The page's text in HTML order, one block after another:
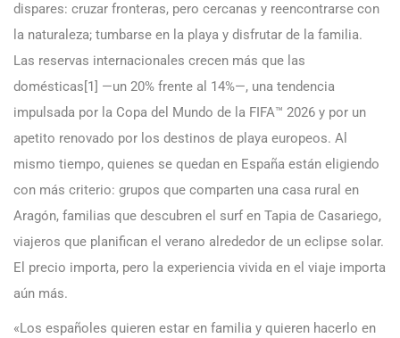
dispares: cruzar fronteras, pero cercanas y reencontrarse con
la naturaleza; tumbarse en la playa y disfrutar de la familia.
Las reservas internacionales crecen más que las
domésticas[1] —un 20% frente al 14%—, una tendencia
impulsada por la Copa del Mundo de la FIFA™ 2026 y por un
apetito renovado por los destinos de playa europeos. Al
mismo tiempo, quienes se quedan en España están eligiendo
con más criterio: grupos que comparten una casa rural en
Aragón, familias que descubren el surf en Tapia de Casariego,
viajeros que planifican el verano alrededor de un eclipse solar.
El precio importa, pero la experiencia vivida en el viaje importa
aún más.
«Los españoles quieren estar en familia y quieren hacerlo en